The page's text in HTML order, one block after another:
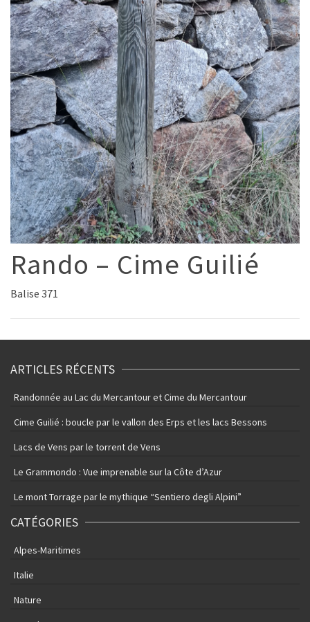
Rando – Cime Guilié
Balise 371
ARTICLES RÉCENTS
Randonnée au Lac du Mercantour et Cime du Mercantour
Cime Guilié : boucle par le vallon des Erps et les lacs Bessons
Lacs de Vens par le torrent de Vens
Le Grammondo : Vue imprenable sur la Côte d’Azur
Le mont Torrage par le mythique “Sentiero degli Alpini”
CATÉGORIES
Alpes-Maritimes
Italie
Nature